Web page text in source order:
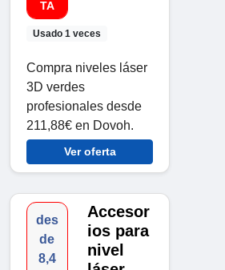
TA
Usado 1 veces
Compra niveles láser
3D verdes
profesionales desde
211,88€ en Dovoh.
Ver oferta
des
de
8,4
Accesor
ios para
nivel